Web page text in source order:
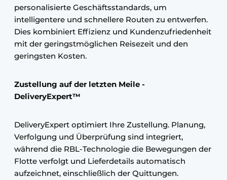
personalisierte Geschäftsstandards, um
intelligentere und schnellere Routen zu entwerfen.
Dies kombiniert Effizienz und Kundenzufriedenheit
mit der geringstmöglichen Reisezeit und den
geringsten Kosten.
Zustellung auf der letzten Meile -
DeliveryExpert™
DeliveryExpert optimiert Ihre Zustellung. Planung,
Verfolgung und Überprüfung sind integriert,
während die RBL-Technologie die Bewegungen der
Flotte verfolgt und Lieferdetails automatisch
aufzeichnet, einschließlich der Quittungen.